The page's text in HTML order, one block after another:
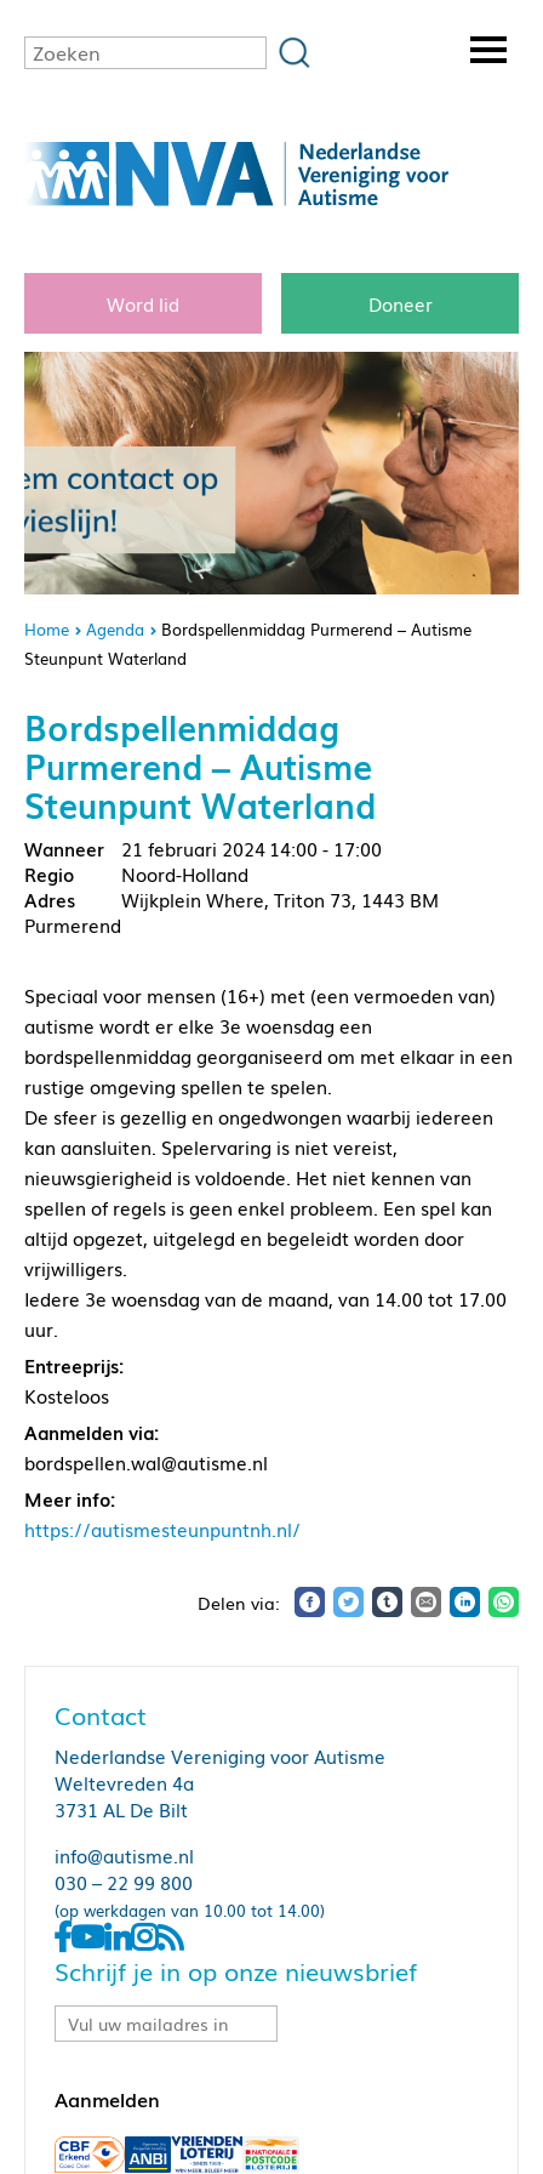
Word lid Doneer
Home Agenda
Bordspellenmiddag Purmerend – Autisme
Steunpunt Waterland
Bordspellenmiddag
Purmerend – Autisme
Steunpunt Waterland
21 februari 2024 14:00 - 17:00
Noord-Holland
Wijkplein Where, Triton 73, 1443 BM
Purmerend
Speciaal voor mensen (16+) met (een vermoeden van)
autisme wordt er elke 3e woensdag een
bordspellenmiddag georganiseerd om met elkaar in een
rustige omgeving spellen te spelen.
De sfeer is gezellig en ongedwongen waarbij iedereen
kan aansluiten. Spelervaring is niet vereist,
nieuwsgierigheid is voldoende. Het niet kennen van
spellen of regels is geen enkel probleem. Een spel kan
altijd opgezet, uitgelegd en begeleidt worden door
vrijwilligers.
Iedere 3e woensdag van de maand, van 14.00 tot 17.00
uur.
Entreeprijs:
Kosteloos
Aanmelden via:
bordspellen.wal@autisme.nl
Meer info:
https://autismesteunpuntnh.nl/
Contact
Nederlandse Vereniging voor Autisme
Weltevreden 4a
3731 AL De Bilt
info@autisme.nl
030 – 22 99 800
(op werkdagen van 10.00 tot 14.00)
Schrijf je in op onze nieuwsbrief